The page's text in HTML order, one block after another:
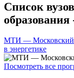
Список
образования
МТИ — Московский
в энергетике
Посмотреть все